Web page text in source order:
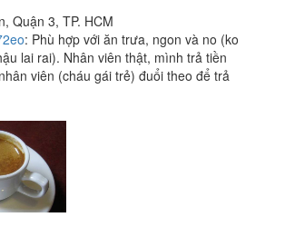
Quận 3, TP. HCM
: Phù hợp với ăn trưa, ngon và no (ko
lai rai). Nhân viên thật, mình trả tiền
viên (cháu gái trẻ) đuổi theo để trả